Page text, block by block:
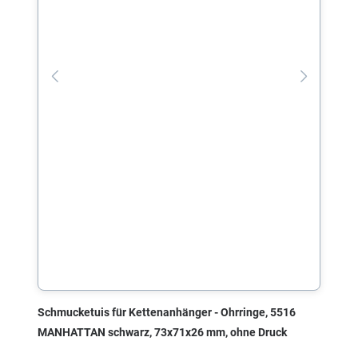
Schmucketuis für Kettenanhänger - Ohrringe, 5516
MANHATTAN schwarz, 73x71x26 mm, ohne Druck